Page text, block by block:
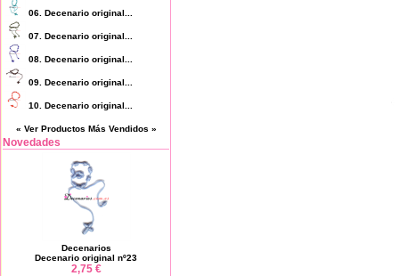
06. Decenario original...
07. Decenario original...
08. Decenario original...
09. Decenario original...
10. Decenario original...
« Ver Productos Más Vendidos »
Novedades
Decenarios
Decenario original nº23
2,75 €